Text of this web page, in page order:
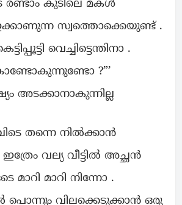
കുടീലെ മകൾ
സ്വത്തൊക്കെയുണ്ട് .
വെച്ചിട്ടെന്തിനാ .
?”’
അടക്കാനാകുന്നില്ല
തന്നെ നിൽക്കാൻ
ഇത്രേം വല്യ വീട്ടിൽ അച്ഛൻ
മാറി മാറി നിന്നോ .
പൊന്നും വിലക്കെടുക്കാൻ ഒരു